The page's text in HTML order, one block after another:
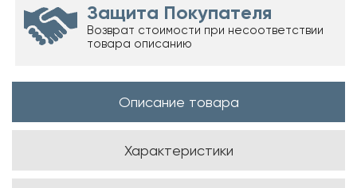
Защита Покупателя
Возврат стоимости при несоответствии
товара описанию
Описание товара
Характеристики